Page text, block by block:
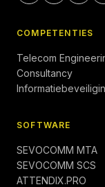
COMPETENTIES
Telecom
Consultancy
SOFTWARE
SEVOCOMM MTA
SEVOCOMM SCS
ATTENDIX.PRO